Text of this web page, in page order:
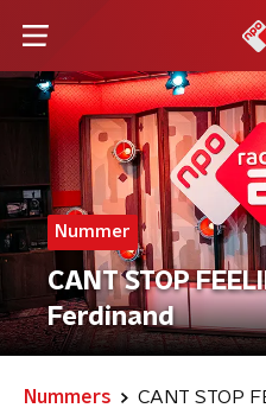
Nummer
CANT STOP
Ferdinand
Nummers CANT STOP